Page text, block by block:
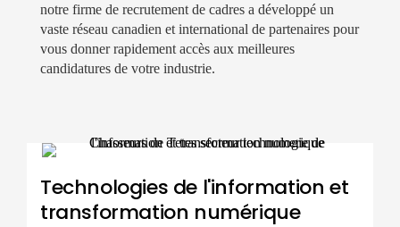
notre firme de recrutement de cadres a développé un
vaste réseau canadien et international de partenaires pour
vous donner rapidement accès aux meilleures
candidatures de votre industrie.
Technologies de l'information et
transformation numérique